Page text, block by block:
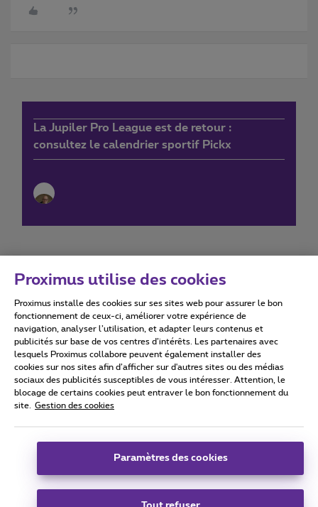
La Jupiler Pro League est de retour :
consultez le calendrier sportif Pickx
Conditions d'utilisation Accessibility statement
Tous droits réservés. © 2026 Proximus
Conditions générales, info consommateur
Coordonnées de l’entreprise
Boulevard du Roi Albert II 27 - B-1030 Bruxelles.
Proximus utilise des cookies
Proximus installe des cookies sur ses sites web pour assurer le bon
fonctionnement de ceux-ci, améliorer votre expérience de
navigation, analyser l’utilisation, et adapter leurs contenus et
publicités sur base de vos centres d’intérêts. Les partenaires avec
lesquels Proximus collabore peuvent également installer des
cookies sur nos sites afin d’afficher sur d'autres sites ou des médias
sociaux des publicités susceptibles de vous intéresser. Attention, le
blocage de certains cookies peut entraver le bon fonctionnement du
site.
Gestion des cookies
Paramètres des cookies